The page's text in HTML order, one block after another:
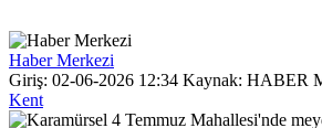
Haber Merkezi
Giriş: 02-06-2026 12:34 Kaynak: HABER
Kent